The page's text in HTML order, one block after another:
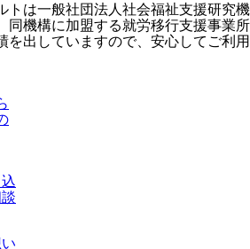
トは一般社団法人社会福祉支援研究機
同機構に加盟する就労移行支援事業所
を出していますので、安心してご利用